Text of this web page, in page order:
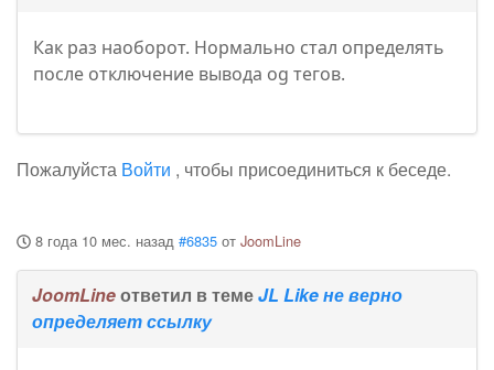
Как раз наоборот. Нормально стал определять
после отключение вывода og тегов.
Пожалуйста Войти , чтобы присоединиться к беседе.
8 года 10 мес. назад #6835 от JoomLine
JoomLineответил в темеJL Like не верно
определяет ссылку